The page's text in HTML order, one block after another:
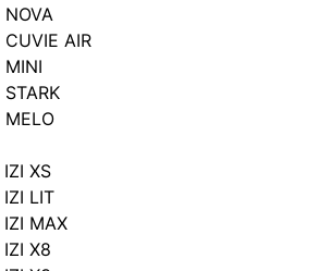
CUVIE AIR
MINI
MELO
IZI XS
IZI LIT
IZI MAX
IZI X8